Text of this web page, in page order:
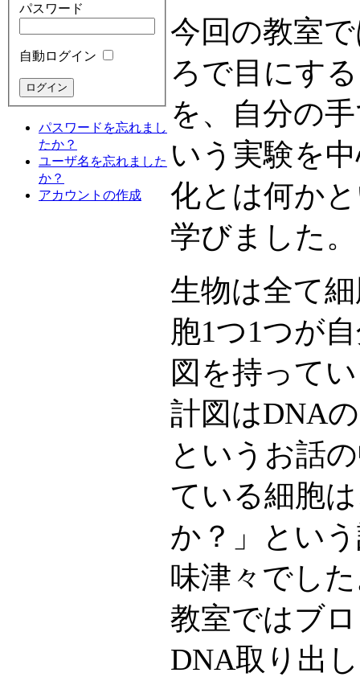
パスワード
自動ログイン
パスワードを忘れまし
たか？
ユーザ名を忘れました
か？
アカウントの作成
今回の教室
ろで目にす
を、自分の
いう実験を
化とは何か
学びました。
生物は全て
胞1つ1つが
図を持って
計図はDNA
というお話
ている細胞
か？」とい
味津々でし
教室ではブ
DNA取り出